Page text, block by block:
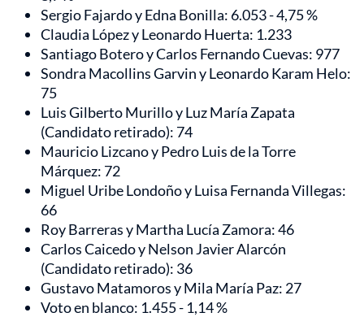
Sergio Fajardo y Edna Bonilla: 6.053 - 4,75 %
Claudia López y Leonardo Huerta: 1.233
Santiago Botero y Carlos Fernando Cuevas: 977
Sondra Macollins Garvin y Leonardo Karam Helo:
75
Luis Gilberto Murillo y Luz María Zapata
(Candidato retirado): 74
Mauricio Lizcano y Pedro Luis de la Torre
Márquez: 72
Miguel Uribe Londoño y Luisa Fernanda Villegas:
66
Roy Barreras y Martha Lucía Zamora: 46
Carlos Caicedo y Nelson Javier Alarcón
(Candidato retirado): 36
Gustavo Matamoros y Mila María Paz: 27
Voto en blanco: 1.455 - 1,14 %